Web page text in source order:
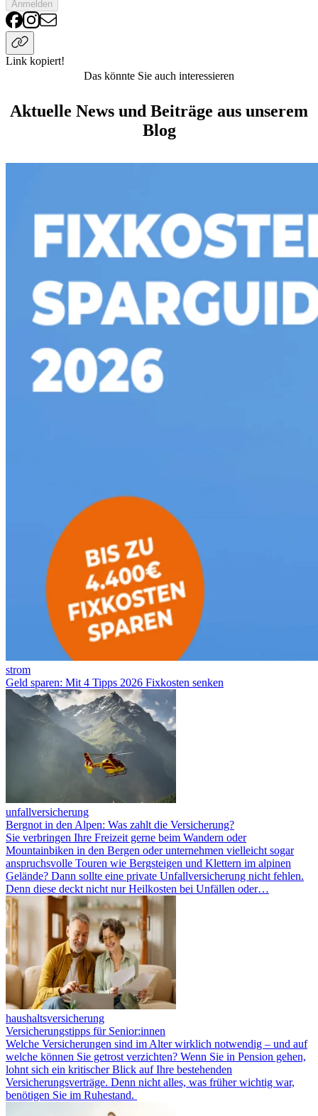
Anmelden
Link kopiert!
Das könnte Sie auch interessieren
Aktuelle News und Beiträge aus unserem
Blog
strom
Geld sparen: Mit 4 Tipps 2026 Fixkosten senken
unfallversicherung
Bergnot in den Alpen: Was zahlt die Versicherung?
Sie verbringen Ihre Freizeit gerne beim Wandern oder
Mountainbiken in den Bergen oder unternehmen vielleicht sogar
anspruchsvolle Touren wie Bergsteigen und Klettern im alpinen
Gelände? Dann sollte eine private Unfallversicherung nicht fehlen.
Denn diese deckt nicht nur Heilkosten bei Unfällen oder…
haushaltsversicherung
Versicherungstipps für Senior:innen
Welche Versicherungen sind im Alter wirklich notwendig – und auf
welche können Sie getrost verzichten? Wenn Sie in Pension gehen,
lohnt sich ein kritischer Blick auf Ihre bestehenden
Versicherungsverträge. Denn nicht alles, was früher wichtig war,
benötigen Sie im Ruhestand.